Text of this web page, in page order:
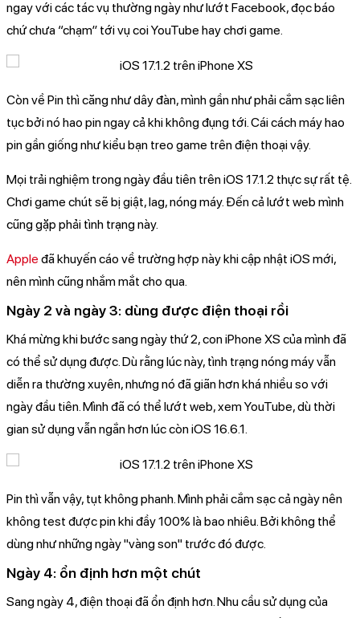
ngay với các tác vụ thường ngày như lướt Facebook, đọc báo
chứ chưa “chạm” tới vụ coi YouTube hay chơi game.
Còn về Pin thì căng như dây đàn, mình gần như phải cắm sạc liên
tục bởi nó hao pin ngay cả khi không đụng tới. Cái cách máy hao
pin gần giống như kiểu bạn treo game trên điện thoại vậy.
Mọi trải nghiệm trong ngày đầu tiên trên iOS 17.1.2 thực sự rất tệ.
Chơi game chút sẽ bị giật, lag, nóng máy. Đến cả lướt web mình
cũng gặp phải tình trạng này.
Apple đã khuyến cáo về trường hợp này khi cập nhật iOS mới,
nên mình cũng nhắm mắt cho qua.
Ngày 2 và ngày 3: dùng được điện thoại rồi
Khá mừng khi bước sang ngày thứ 2, con iPhone XS của mình đã
có thể sử dụng được. Dù rằng lúc này, tình trạng nóng máy vẫn
diễn ra thường xuyên, nhưng nó đã giãn hơn khá nhiều so với
ngày đầu tiên. Mình đã có thể lướt web, xem YouTube, dù thời
gian sử dụng vẫn ngắn hơn lúc còn iOS 16.6.1.
Pin thì vẫn vậy, tụt không phanh. Mình phải cắm sạc cả ngày nên
không test được pin khi đầy 100% là bao nhiêu. Bởi không thể
dùng như những ngày "vàng son" trước đó được.
Ngày 4: ổn định hơn một chút
Sang ngày 4, điện thoại đã ổn định hơn. Nhu cầu sử dụng của